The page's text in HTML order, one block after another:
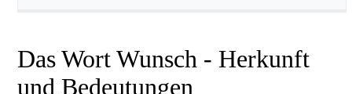
Das Wort Wunsch - Herkunft
und Bedeutungen